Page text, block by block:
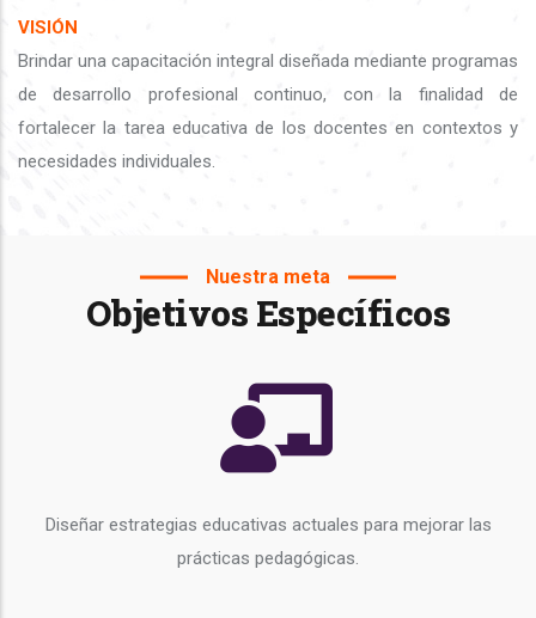
VISIÓN
Brindar una capacitación integral diseñada mediante programas
de desarrollo profesional continuo, con la finalidad de
fortalecer la tarea educativa de los docentes en contextos y
necesidades individuales.
Nuestra meta
Objetivos Específicos
Diseñar estrategias educativas actuales para mejorar las
prácticas pedagógicas.